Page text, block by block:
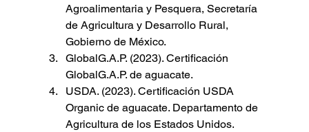
Agroalimentaria y Pesquera, Secretaría
de Agricultura y Desarrollo Rural,
Gobierno de México.
GlobalG.A.P. (2023). Certificación
GlobalG.A.P. de aguacate.
USDA. (2023). Certificación USDA
Organic de aguacate. Departamento de
Agricultura de los Estados Unidos.